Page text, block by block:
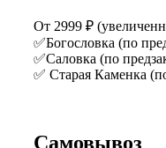
От 2999 ₽
✅Богословка (по
✅Саловка (по
✅ Старая Каменка
Самовывоз